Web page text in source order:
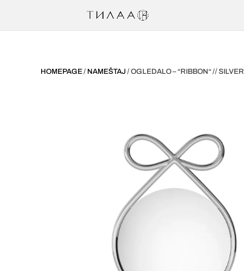
HOMEPAGE/ NAMEŠTAJ / OGLEDALO – “RIBBON“ // SILVER